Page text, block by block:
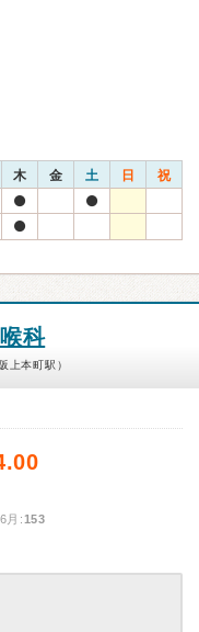
木 金 土 日 祝
科
上本町駅）
:153